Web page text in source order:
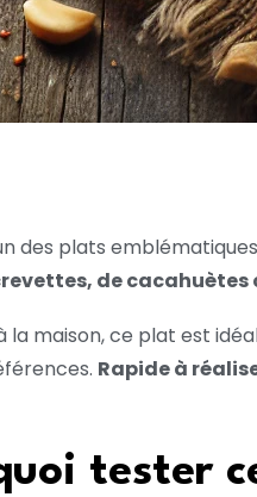
des plats
de cacahuètes
la maison, ce plat est
Rapide à
tester